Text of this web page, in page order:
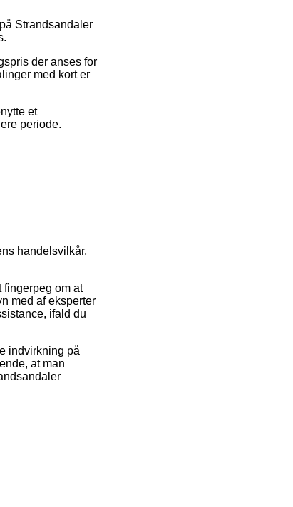
Strandsandaler
der anses for
med kort er
et
periode.
handelsvilkår,
om at
med af eksperter
ifald du
indvirkning på
at man